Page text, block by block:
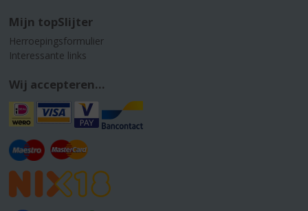
Mijn topSlijter
Herroepingsformulier
Interessante links
Wij accepteren...